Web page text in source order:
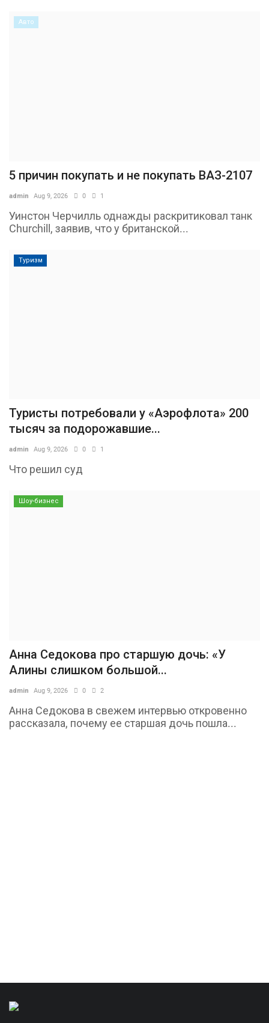
Авто
5 причин покупать и не покупать ВАЗ-2107
admin Aug 9, 2026 0 1
Уинстон Черчилль однажды раскритиковал танк
Churchill, заявив, что у британской...
Туризм
Туристы потребовали у «Аэрофлота» 200
тысяч за подорожавшие...
admin Aug 9, 2026 0 1
Что решил суд
Шоу-бизнес
Анна Седокова про старшую дочь: «У
Алины слишком большой...
admin Aug 9, 2026 0 2
Анна Седокова в свежем интервью откровенно
рассказала, почему ее старшая дочь пошла...